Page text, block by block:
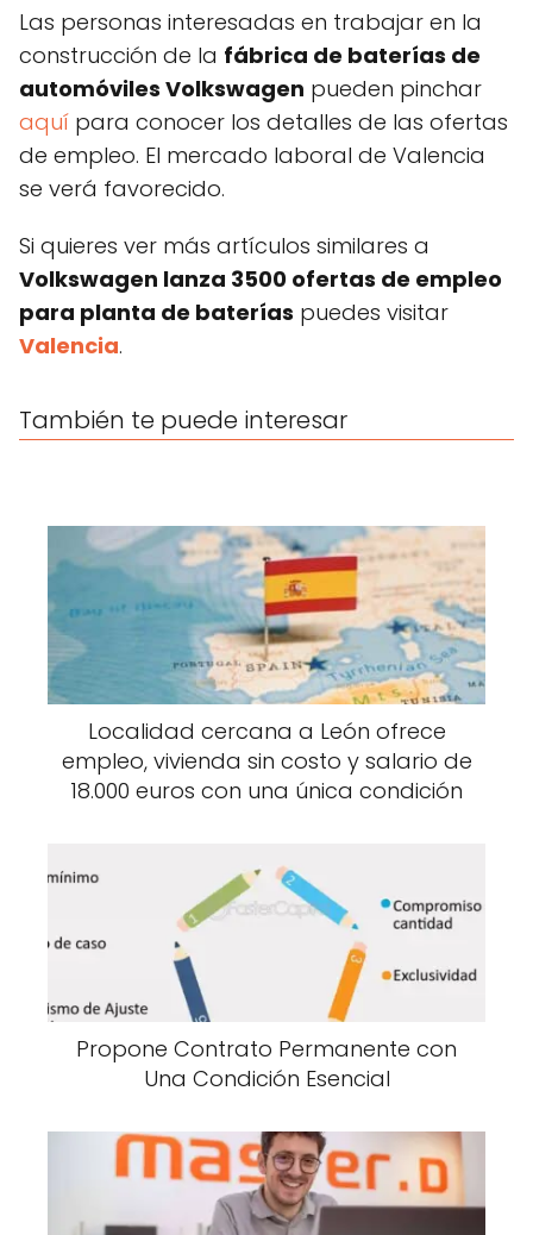
Las personas interesadas en trabajar en la
construcción de la fábrica de baterías de
automóviles Volkswagen pueden pinchar
aquí para conocer los detalles de las ofertas
de empleo. El mercado laboral de Valencia
se verá favorecido.
Si quieres ver más artículos similares a
Volkswagen lanza 3500 ofertas de empleo
para planta de baterías puedes visitar
Valencia.
También te puede interesar
Localidad cercana a León ofrece
empleo, vivienda sin costo y salario de
18.000 euros con una única condición
Propone Contrato Permanente con
Una Condición Esencial